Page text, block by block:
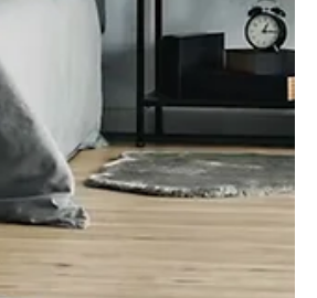
válasszunk?
kiválasztása legalább olyan fontos, mint a
használata. A cérna és a varrógéptű
rendszert alkot: ha bármelyik nem felel meg
a varrás minősége. A rosszul
szakadozhat, egyenetlen öltést
akár a varrógép működését is